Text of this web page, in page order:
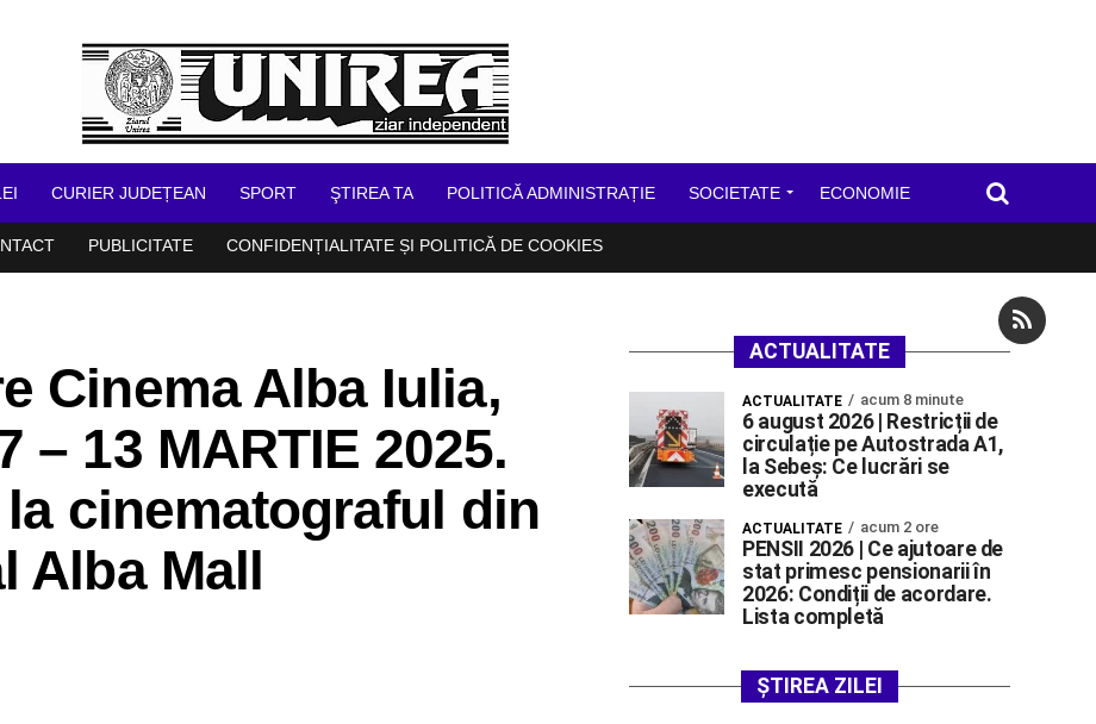
CURIER JUDEȚEAN SPORT ŞTIREA TA POLITICĂ ADMINISTRAȚIE SOCIETATE ECONOMIE
PUBLICITATE CONFIDENȚIALITATE ȘI POLITICĂ DE COOKIES
Cinema Alba Iulia,
– 13 MARTIE 2025.
cinematograful din
Alba Mall
ACTUALITATE
ACTUALITATE acum 8 minute
6 august 2026 | Restricții de
circulație pe Autostrada A1,
la Sebeș: Ce lucrări se
execută
ACTUALITATE acum 2 ore
PENSII 2026 | Ce ajutoare de
stat primesc pensionarii în
2026: Condiții de acordare.
Lista completă
ȘTIREA ZILEI